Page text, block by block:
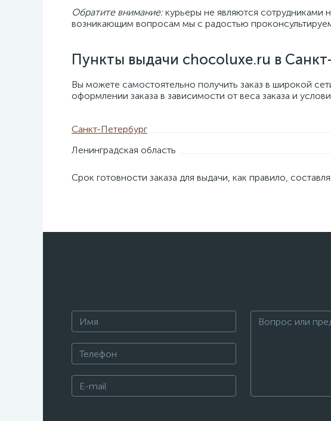
Обратите внимание:курьеры не являются сотрудниками
возникающим вопросам мы с радостью
Пункты выдачи chocoluxe.ru в
Вы можете самостоятельно получить заказ в широкой
оформлении заказа в зависимости от веса заказа и
Санкт-Петербург
Ленинградская область
Срок готовности заказа для выдачи, как правило,